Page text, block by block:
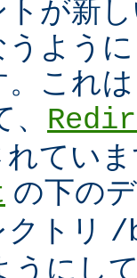
が新
よう
これは
てい
の下の
トリ /
うにし